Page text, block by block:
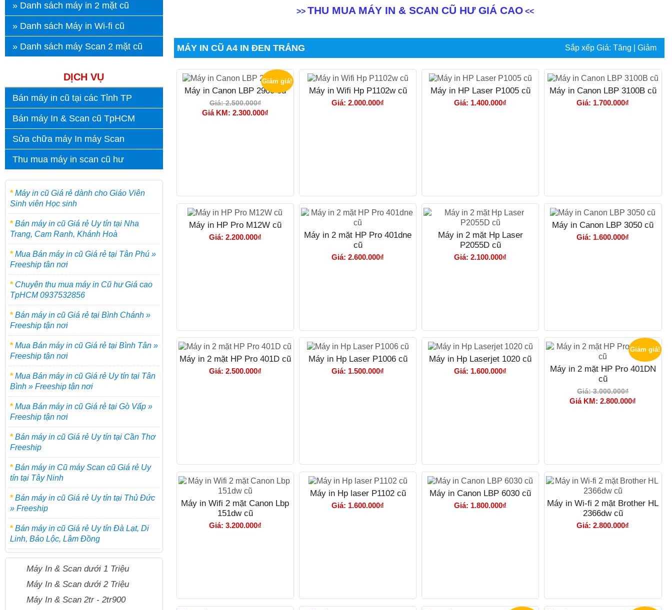
» Danh sách máy in 2 mặt cũ
» Danh sách Máy in Wi-fi cũ
» Danh sách máy Scan 2 mặt cũ
DỊCH VỤ
Bán máy in cũ tại các Tỉnh TP
Bán máy In & Scan cũ TpHCM
Sửa chữa máy In máy Scan
Thu mua máy in scan cũ hư
* Máy in cũ Giá rẻ dành cho Giáo Viên
Sinh viên Học sinh
* Bán máy in cũ Giá rẻ Uy tín tại Nha
Trang, Cam Ranh, Khánh Hoà
* Mua Bán máy in cũ Giá rẻ tại Tân Phú »
Freeship tân nơi
* Chuyên thu mua máy in Cũ hư Giá cao
TpHCM 0937532856
* Bán máy in cũ Giá rẻ tại Bình Chánh »
Freeship tận nơi
* Mua Bán máy in cũ Giá rẻ tại Bình Tân »
Freeship tận nơi
* Mua Bán máy in cũ Giá rẻ Uy tín tại Tân
Bình » Freeship tận nơi
* Mua Bán máy in cũ Giá rẻ tại Gò Vấp »
Freeship tận nơi
* Bán máy in cũ Giá rẻ Uy tín tại Cần Thơ
Freeship
* Bán máy in Cũ máy Scan cũ Giá rẻ Uy
tín tại Tây Ninh
* Bán máy in cũ Giá rẻ Uy tín tại Thủ Đức
» Freeship
* Bán máy in cũ Giá rẻ Uy tín Đà Lạt, Di
Linh, Bảo Lộc, Lâm Đồng
Máy In & Scan dưới 1 Triệu
Máy In & Scan dưới 2 Triệu
Máy In & Scan 2tr - 2tr900
>>THU MUA MÁY IN & SCAN CŨ HƯ GIÁ CAO <<
MÁY IN CŨ A4 IN ĐEN TRẮNG Sắp xếpGiá: Tăng Giảm
Giảm giá!
Máy in Canon LBP 2900 cũ
Giá: 2.500.000₫
Giá KM: 2.300.000₫
Máy in Wifi Hp P1102w cũ
Giá: 2.000.000₫
Máy in HP Laser P1005 cũ
Giá: 1.400.000₫
Máy in Canon LBP 3100B cũ
Giá: 1.700.000₫
Máy in HP Pro M12W cũ
Giá: 2.200.000₫
Máy in 2 mặt HP Pro 401dne
cũ
Giá: 2.600.000₫
Máy in 2 mặt Hp Laser
P2055D cũ
Giá: 2.100.000₫
Máy in Canon LBP 3050 cũ
Giá: 1.600.000₫
Máy in 2 mặt HP Pro 401D cũ
Giá: 2.500.000₫
Máy in Hp Laser P1006 cũ
Giá: 1.500.000₫
Máy in Hp Laserjet 1020 cũ
Giá: 1.600.000₫
Giảm giá!
Máy in 2 mặt HP Pro 401DN
cũ
Giá: 3.000.000₫
Giá KM: 2.800.000₫
Máy in Wifi 2 mặt Canon Lbp
151dw cũ
Giá: 3.200.000₫
Máy in Hp laser P1102 cũ
Giá: 1.600.000₫
Máy in Canon LBP 6030 cũ
Giá: 1.800.000₫
Máy in Wi-fi 2 mặt Brother HL
2366dw cũ
Giá: 2.800.000₫